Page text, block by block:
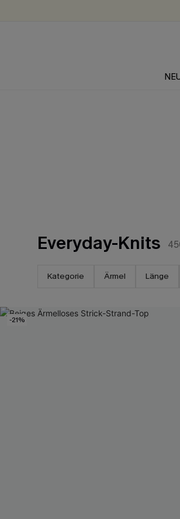
Everyday-Knits
Kategorie Ärmel Länge
-21%